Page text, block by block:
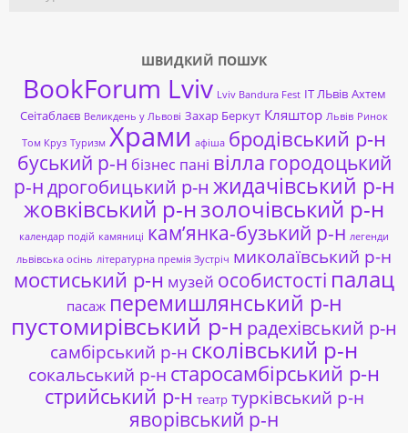
ШВИДКИЙ ПОШУК
BookForum Lviv Lviv Bandura Fest ІТ ЛЬвів Ахтем
Сеітаблаєв Великдень у Львові Захар Беркут Кляштор Львів Ринок
Том Круз Туризм Храми афіша бродівський р-н
буський р-н бізнес пані вілла городоцький
р-ндрогобицький р-н жидачівський р-н
жовківський р-нзолочівський р-н
календар подій камяниці кам’янка-бузький р-н легенди
львівська осінь літературна премія Зустріч миколаївський р-н
мостиський р-н музей особистості палац
пасаж перемишлянський р-н
пустомирівський р-н радехівський р-н
самбірський р-н сколівський р-н
сокальський р-н старосамбірський р-н
стрийський р-н театр турківський р-н
яворівський р-н